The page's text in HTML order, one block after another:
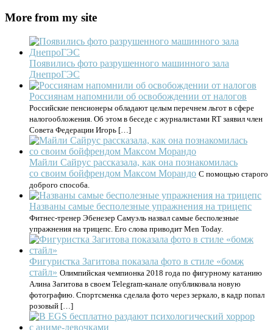
More from my site
Появились фото разрушенного машинного зала
ДнепроГЭС
Россиянам напомнили об освобождении от налогов
Российские пенсионеры обладают целым перечнем льгот в сфере
налогообложения. Об этом в беседе с журналистами RT заявил член
Совета Федерации Игорь […]
Майли Сайрус рассказала, как она познакомилась
со своим бойфрендом Максом Морандо С помощью старого
доброго способа.
Названы самые бесполезные упражнения на трицепс
Фитнес-тренер Эбенезер Самуэль назвал самые бесполезные
упражнения на трицепс. Его слова приводит Men Today.
Фигуристка Загитова показала фото в стиле «бомж
стайл» Олимпийская чемпионка 2018 года по фигурному катанию
Алина Загитова в своем Telegram-канале опубликовала новую
фотографию. Спортсменка сделала фото через зеркало, в кадр попал
розовый […]